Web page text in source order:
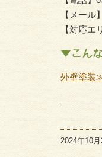
【メール】
【対応
▼こん
外壁塗装
2024年10月